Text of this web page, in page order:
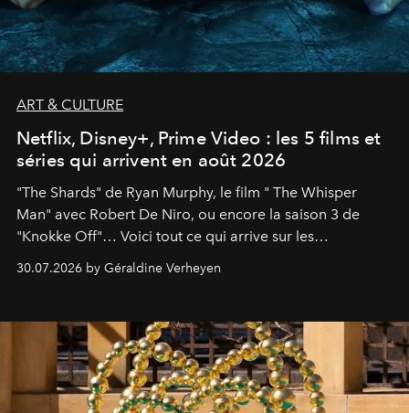
ART & CULTURE
Netflix, Disney+, Prime Video : les 5 films et
séries qui arrivent en août 2026
"The Shards" de Ryan Murphy, le film " The Whisper
Man" avec Robert De Niro, ou encore la saison 3 de
"Knokke Off"… Voici tout ce qui arrive sur les
plateformes de streaming en août 2026.
30.07.2026 by Géraldine Verheyen